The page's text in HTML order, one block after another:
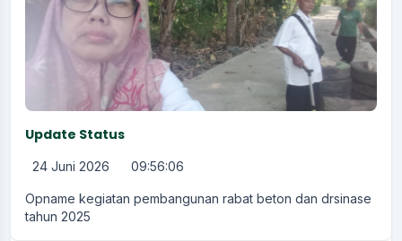
Update Status
24 Juni 2026 09:56:06
Opname kegiatan pembangunan rabat beton dan drsinase
tahun 2025